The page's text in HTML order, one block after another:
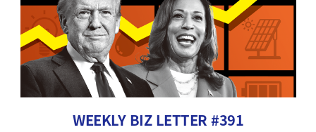
WEEKLY BIZ LETTER #391